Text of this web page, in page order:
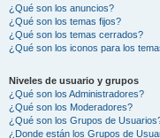
¿Qué son los anuncios?
¿Qué son los temas fijos?
¿Qué son los temas cerrados?
¿Qué son los iconos para los
Niveles de usuario y grupos
¿Qué son los Administradores?
¿Qué son los Moderadores?
¿Qué son los Grupos de
¿Donde están los Grupos de